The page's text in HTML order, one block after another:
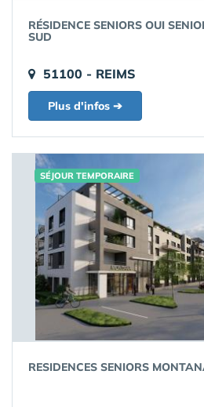
RÉSIDENCE SENIORS OUI
SUD
51100 - REIMS
Plus d'infos ➔
SÉJOUR TEMPORAIRE
RESIDENCES SENIORS